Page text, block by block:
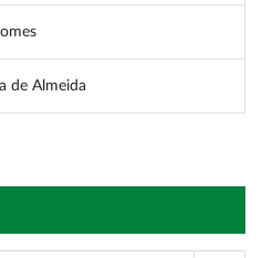
de Almeida